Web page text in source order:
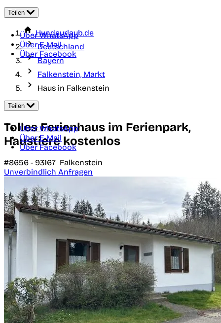
Teilen
Über WhatsApp
Über E-Mail
Über Facebook
Hundeurlaub.de
Deutschland
Bayern
Falkenstein, Markt
Haus in Falkenstein
Teilen
Über WhatsApp
Über E-Mail
Über Facebook
Tolles Ferienhaus im Ferienpark,
Haustiere kostenlos
#8656 - 93167 Falkenstein
Unverbindlich Anfragen